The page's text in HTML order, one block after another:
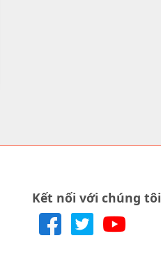
Kết nối với chúng tôi